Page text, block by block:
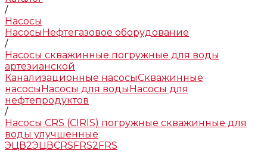
/
Насосы
НасосыНефтегазовое оборудование
/
Насосы скважинные погружные для воды
артезианской
Канализационные насосыСкважинные
насосыНасосы для водыНасосы для
нефтепродуктов
/
Насосы CRS (CIRIS) погружные скважинные для
воды улучшенные
ЭЦВ2ЭЦВCRSFRS2FRS